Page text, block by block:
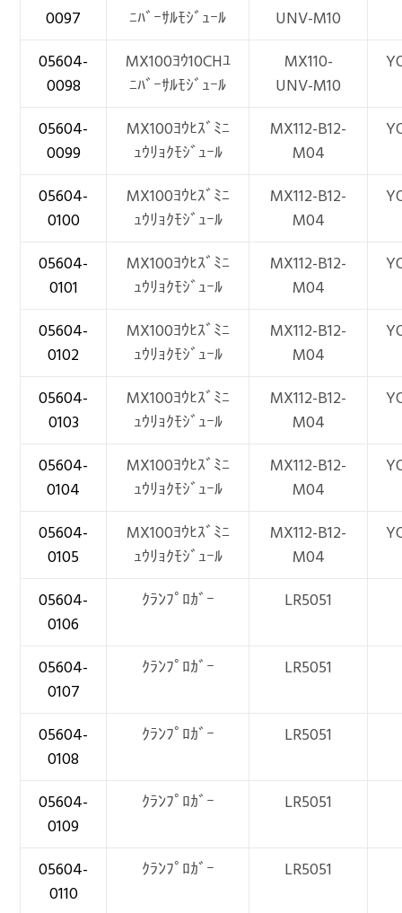
0097
ﾆﾊﾞｰｻﾙﾓｼﾞｭｰﾙ
UNV-M10
05604-
0098
MX100ﾖｳ10CHﾕ
ﾆﾊﾞｰｻﾙﾓｼﾞｭｰﾙ
MX110-
UNV-M10
05604-
0099
MX100ﾖｳﾋｽﾞﾐﾆ
ｭｳﾘｮｸﾓｼﾞｭｰﾙ
MX112-B12-
M04
05604-
0100
MX100ﾖｳﾋｽﾞﾐﾆ
ｭｳﾘｮｸﾓｼﾞｭｰﾙ
MX112-B12-
M04
05604-
0101
MX100ﾖｳﾋｽﾞﾐﾆ
ｭｳﾘｮｸﾓｼﾞｭｰﾙ
MX112-B12-
M04
05604-
0102
MX100ﾖｳﾋｽﾞﾐﾆ
ｭｳﾘｮｸﾓｼﾞｭｰﾙ
MX112-B12-
M04
05604-
0103
MX100ﾖｳﾋｽﾞﾐﾆ
ｭｳﾘｮｸﾓｼﾞｭｰﾙ
MX112-B12-
M04
05604-
0104
MX100ﾖｳﾋｽﾞﾐﾆ
ｭｳﾘｮｸﾓｼﾞｭｰﾙ
MX112-B12-
M04
05604-
0105
MX100ﾖｳﾋｽﾞﾐﾆ
ｭｳﾘｮｸﾓｼﾞｭｰﾙ
MX112-B12-
M04
05604-
0106
ｸﾗﾝﾌﾟﾛｶﾞｰ LR5051
05604-
0107
ｸﾗﾝﾌﾟﾛｶﾞｰ LR5051
05604-
0108
ｸﾗﾝﾌﾟﾛｶﾞｰ LR5051
05604-
0109
ｸﾗﾝﾌﾟﾛｶﾞｰ LR5051
05604-
0110
ｸﾗﾝﾌﾟﾛｶﾞｰ LR5051